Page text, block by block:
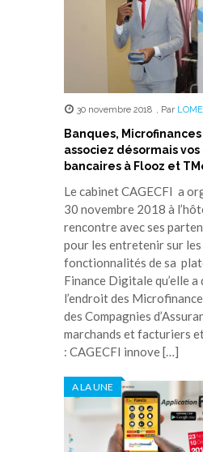
30 novembre 2018 , Par
Banques,
associez désormais
bancaires à Flooz et
Le cabinet CAGECFI a
30 novembre 2018 à
rencontre avec ses
pour les entretenir sur
fonctionnalités de sa
Finance Digitale qu’elle a
l’endroit des
des Compagnies
marchands et facturiers
: CAGECFI innove […]
A LA UNE